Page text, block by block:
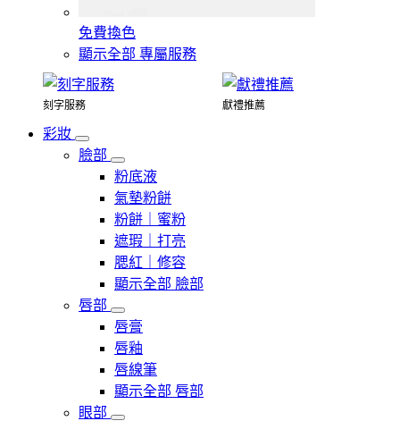
免費換色
顯示全部 專屬服務
刻字服務 獻禮推薦
彩妝
臉部
粉底液
氣墊粉餅
粉餅｜蜜粉
遮瑕｜打亮
腮紅｜修容
顯示全部 臉部
唇部
唇膏
唇釉
唇線筆
顯示全部 唇部
眼部